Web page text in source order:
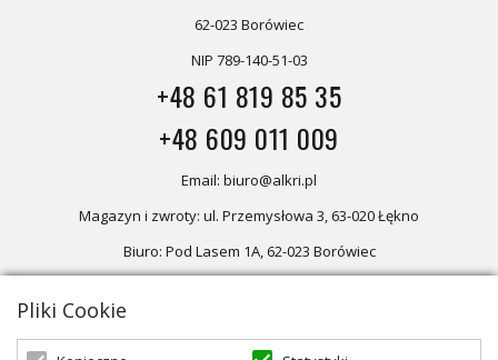
62-023 Borówiec
NIP 789-140-51-03
+48 61 819 85 35
+48 609 011 009
Email: biuro@alkri.pl
Magazyn i zwroty: ul. Przemysłowa 3, 63-020 Łękno
Biuro: Pod Lasem 1A, 62-023 Borówiec
Oferta skierowana dla firm, w przypadku zakupów detalicznych
Pliki Cookie